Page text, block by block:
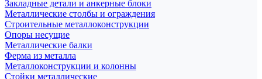
Закладные детали и анкерные блоки
Металлические столбы и ограждения
Строительные металлоконструкции
Опоры несущие
Металлические балки
Ферма из металла
Металлоконструкции и колонны
Стойки металлические